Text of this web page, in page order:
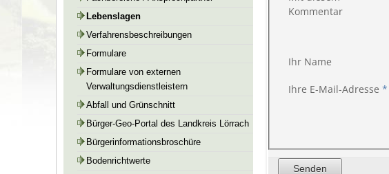
Lebenslagen
Verfahrensbeschreibungen
Formulare
Formulare von externen
Verwaltungsdienstleistern
Abfall und Grünschnitt
Bürger-Geo-Portal des Landkreis Lörrach
Bürgerinformationsbroschüre
Bodenrichtwerte
Kommentar
Ihr Name
Ihre E-Mail-Adresse *